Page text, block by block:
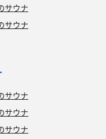
サウナ
サウナ
サウナ
サウナ
サウナ